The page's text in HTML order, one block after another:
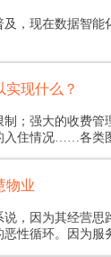
及，现在数据智
实现什么？
；强大的收费管
入住情况……各类
物业
，因为其经营思
性循环。因为